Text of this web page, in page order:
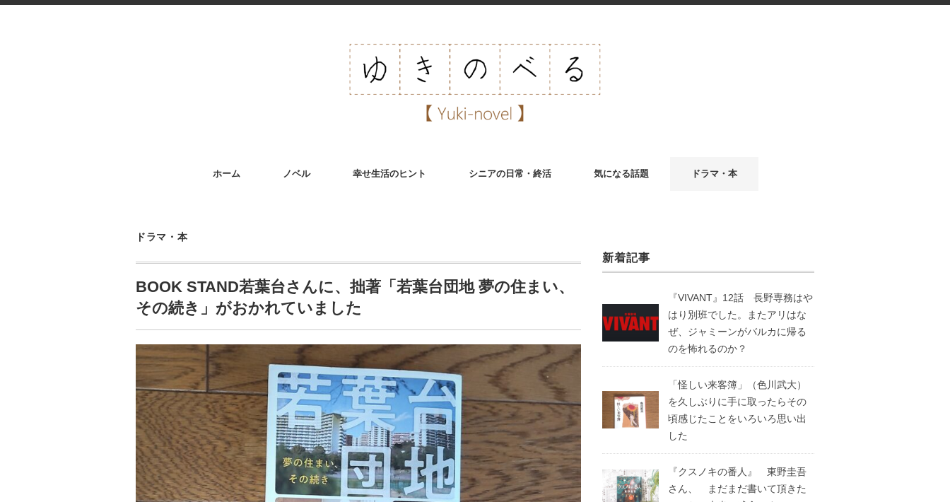
ホーム ノベル 幸せ生活のヒント シニアの日常・終活 気になる話題 ドラマ・本
ドラマ・本
BOOK STAND若葉台さんに、拙著「若葉台団地 夢の住まい、
その続き」がおかれていました
新着記事
『VIVANT』12話 長野専務はや
はり別班でした。またアリはな
ぜ、ジャミーンがバルカに帰る
のを怖れるのか？
「怪しい来客簿」（色川武大）
を久しぶりに手に取ったらその
頃感じたことをいろいろ思い出
した
『クスノキの番人』 東野圭吾
さん、 まだまだ書いて頂きた